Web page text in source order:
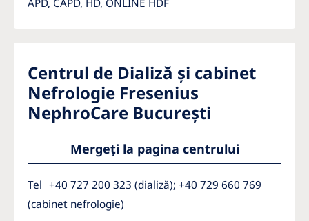
APD, CAPD, HD, ONLINE HDF
Centrul de Dializă și cabinet
Nefrologie Fresenius
NephroCare București
Mergeți la pagina centrului
Tel +40 727 200 323 (dializă); +40 729 660 769
(cabinet nefrologie)